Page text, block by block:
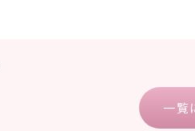
一覧